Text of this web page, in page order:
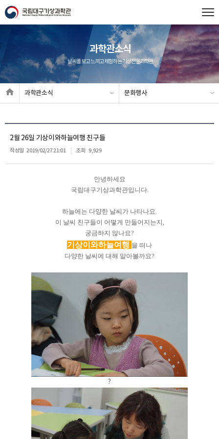
과학관소식
날씨를 보고 느끼고 체험하는 기상전문과학관
과학관소식 문화행사
2월 26일 기상이와하늘여행 친구들
작성일 2019/02/27 21:01 조회 9,929
안녕하세요
국립대구기상과학관입니다.
하늘에는 다양한 날씨가 나타나요.
이 날씨 친구들이 어떻게 만들어지는지,
궁금하지 않나요?
기상이와하늘여행 을 떠나
다양한 날씨에 대해 알아볼까요?
?